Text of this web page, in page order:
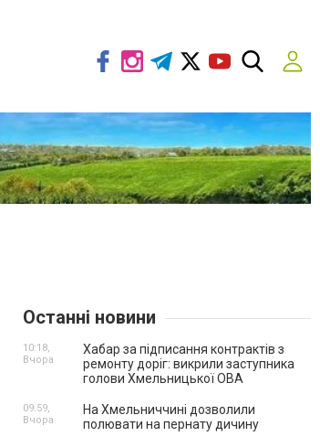
Останні новини
Хабар за підписання контрактів з
ремонту доріг: викрили заступника
голови Хмельницької ОВА
10:18,
Вчора
На Хмельниччині дозволили
полювати на пернату дичину
09:59,
Вчора